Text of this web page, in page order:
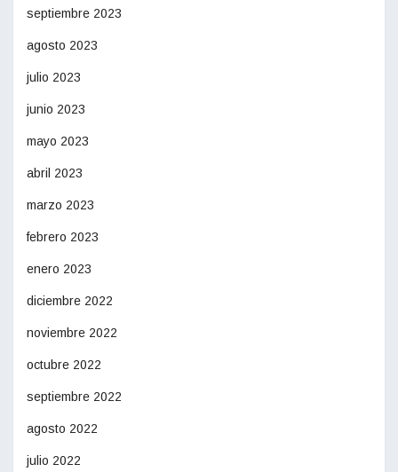
septiembre 2023
agosto 2023
julio 2023
junio 2023
mayo 2023
abril 2023
marzo 2023
febrero 2023
enero 2023
diciembre 2022
noviembre 2022
octubre 2022
septiembre 2022
agosto 2022
julio 2022